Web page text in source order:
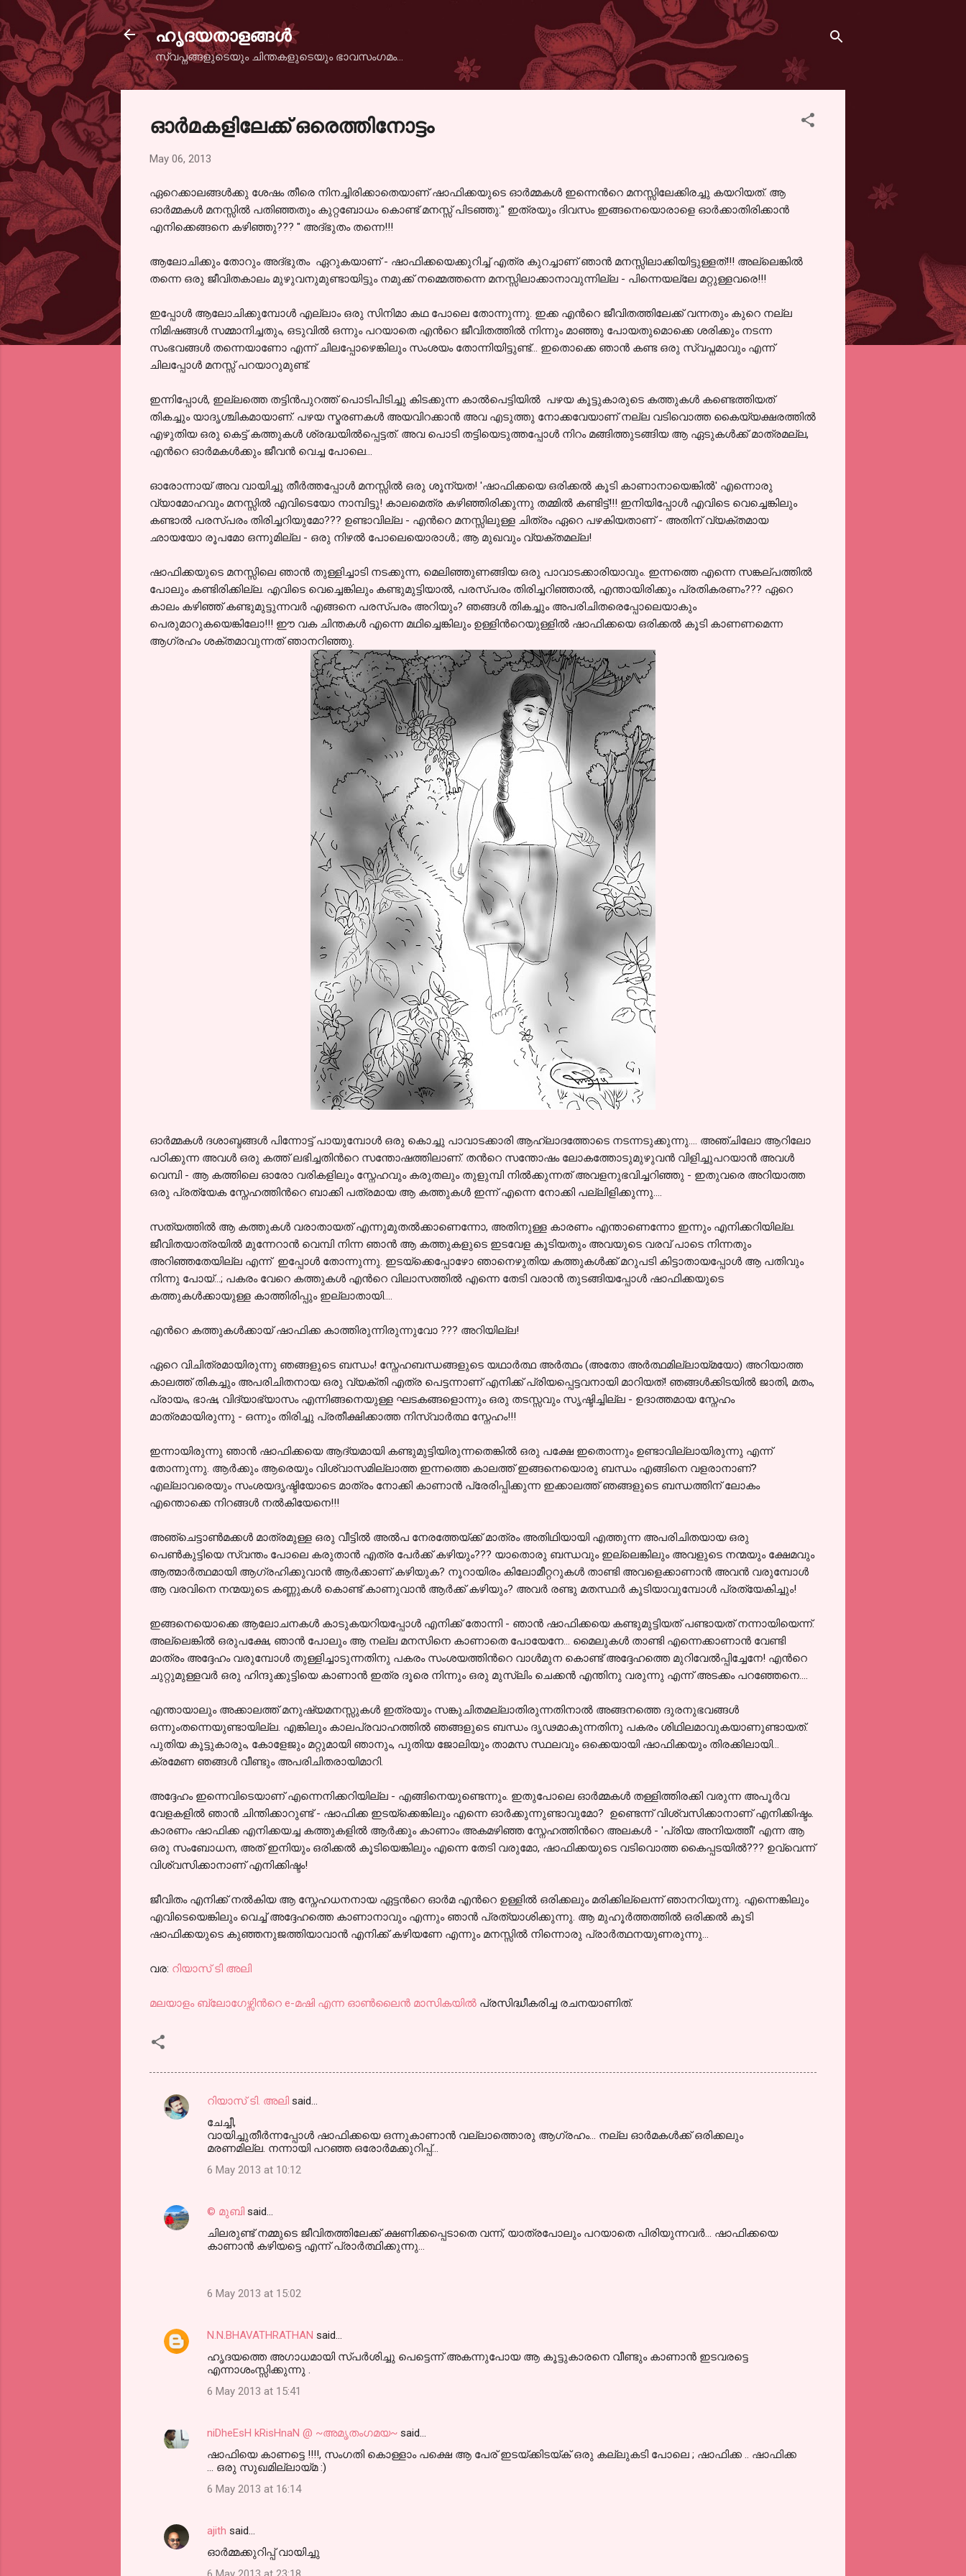
ഹൃദയതാളങ്ങള്‍
സ്വപ്നങ്ങളുടെയും ചിന്തകളുടെയും ഭാവസംഗമം...
ഓര്‍മകളിലേക്ക് ഒരെത്തിനോട്ടം
May 06, 2013
ഏറെക്കാലങ്ങള്‍ക്കു ശേഷം തീരെ നിനച്ചിരിക്കാതെയാണ് ഷാഫിക്കയുടെ ഓര്‍മ്മകള്‍ ഇന്നെന്‍റെ മനസ്സിലേക്കിരച്ചു കയറിയത്. ആ
ഓര്‍മ്മകള്‍ മനസ്സില്‍ പതിഞ്ഞതും കുറ്റബോധം കൊണ്ട് മനസ്സ് പിടഞ്ഞു:" ഇത്രയും ദിവസം ഇങ്ങനെയൊരാളെ ഓര്‍ക്കാതിരിക്കാന്‍
എനിക്കെങ്ങനെ കഴിഞ്ഞു??? " അദ്ഭുതം തന്നെ!!!
ആലോചിക്കും തോറും അദ്ഭുതം ഏറുകയാണ് - ഷാഫിക്കയെക്കുറിച്ച് എത്ര കുറച്ചാണ് ഞാന്‍ മനസ്സിലാക്കിയിട്ടുള്ളത്!!! അല്ലെങ്കില്‍
തന്നെ ഒരു ജീവിതകാലം മുഴുവനുമുണ്ടായിട്ടും നമുക്ക് നമ്മെത്തന്നെ മനസ്സിലാക്കാനാവുന്നില്ല - പിന്നെയല്ലേ മറ്റുള്ളവരെ!!!
ഇപ്പോള്‍ ആലോചിക്കുമ്പോള്‍ എല്ലാം ഒരു സിനിമാ കഥ പോലെ തോന്നുന്നു. ഇക്ക എന്‍റെ ജീവിതത്തിലേക്ക് വന്നതും കുറെ നല്ല
നിമിഷങ്ങള്‍ സമ്മാനിച്ചതും, ഒടുവില്‍ ഒന്നും പറയാതെ എന്‍റെ ജീവിതത്തില്‍ നിന്നും മാഞ്ഞു പോയതുമൊക്കെ ശരിക്കും നടന്ന
സംഭവങ്ങള്‍ തന്നെയാണോ എന്ന്‍ ചിലപ്പോഴെങ്കിലും സംശയം തോന്നിയിട്ടുണ്ട്... ഇതൊക്കെ ഞാന്‍ കണ്ട ഒരു സ്വപ്നമാവും എന്ന്‍
ചിലപ്പോള്‍ മനസ്സ് പറയാറുമുണ്ട്.
ഇന്നിപ്പോള്‍, ഇല്ലത്തെ തട്ടിന്‍പുറത്ത് പൊടിപിടിച്ചു കിടക്കുന്ന കാല്‍പെട്ടിയില്‍ പഴയ കൂട്ടുകാരുടെ കത്തുകള്‍ കണ്ടെത്തിയത്
തികച്ചും യാദൃശ്ചികമായാണ്. പഴയ സ്മരണകള്‍ അയവിറക്കാന്‍ അവ എടുത്തു നോക്കവേയാണ് നല്ല വടിവൊത്ത കൈയ്യക്ഷരത്തില്‍
എഴുതിയ ഒരു കെട്ട് കത്തുകള്‍ ശ്രദ്ധയില്‍പ്പെട്ടത്. അവ പൊടി തട്ടിയെടുത്തപ്പോള്‍ നിറം മങ്ങിത്തുടങ്ങിയ ആ ഏടുകള്‍ക്ക് മാത്രമല്ല,
എന്‍റെ ഓര്‍മകള്‍ക്കും ജീവന്‍ വെച്ച പോലെ...
ഓരോന്നായ് അവ വായിച്ചു തീര്‍ത്തപ്പോള്‍ മനസ്സില്‍ ഒരു ശൂന്യത! 'ഷാഫിക്കയെ ഒരിക്കല്‍ കൂടി കാണാനായെങ്കില്‍' എന്നൊരു
വ്യാമോഹവും മനസ്സില്‍ എവിടെയോ നാമ്പിട്ടു! കാലമെത്ര കഴിഞ്ഞിരിക്കുന്നു തമ്മില്‍ കണ്ടിട്ട്!!! ഇനിയിപ്പോള്‍ എവിടെ വെച്ചെങ്കിലും
കണ്ടാല്‍ പരസ്പരം തിരിച്ചറിയുമോ??? ഉണ്ടാവില്ല - എന്‍റെ മനസ്സിലുള്ള ചിത്രം ഏറെ പഴകിയതാണ് - അതിന് വ്യക്തമായ
ഛായയോ രൂപമോ ഒന്നുമില്ല - ഒരു നിഴല്‍ പോലെയൊരാള്‍.; ആ മുഖവും വ്യക്തമല്ല!
ഷാഫിക്കയുടെ മനസ്സിലെ ഞാന്‍ തുള്ളിച്ചാടി നടക്കുന്ന, മെലിഞ്ഞുണങ്ങിയ ഒരു പാവാടക്കാരിയാവും. ഇന്നത്തെ എന്നെ സങ്കല്പത്തില്‍
പോലും കണ്ടിരിക്കില്ല. എവിടെ വെച്ചെങ്കിലും കണ്ടുമുട്ടിയാല്‍, പരസ്പരം തിരിച്ചറിഞ്ഞാല്‍, എന്തായിരിക്കും പ്രതികരണം??? ഏറെ
കാലം കഴിഞ്ഞ് കണ്ടുമുട്ടുന്നവര്‍ എങ്ങനെ പരസ്പരം അറിയും? ഞങ്ങള്‍ തികച്ചും അപരിചിതരെപ്പോലെയാകും
പെരുമാറുകയെങ്കിലോ!!! ഈ വക ചിന്തകള്‍ എന്നെ മഥിച്ചെങ്കിലും ഉള്ളിന്‍റെയുള്ളില്‍ ഷാഫിക്കയെ ഒരിക്കല്‍ കൂടി കാണണമെന്ന
ആഗ്രഹം ശക്തമാവുന്നത് ഞാനറിഞ്ഞു.
ഓര്‍മ്മകള്‍ ദശാബ്ദങ്ങള്‍ പിന്നോട്ട് പായുമ്പോള്‍ ഒരു കൊച്ചു പാവാടക്കാരി ആഹ്ലാദത്തോടെ നടന്നടുക്കുന്നു.... അഞ്ചിലോ ആറിലോ
പഠിക്കുന്ന അവള്‍ ഒരു കത്ത് ലഭിച്ചതിന്‍റെ സന്തോഷത്തിലാണ്. തന്‍റെ സന്തോഷം ലോകത്തോടുമുഴുവന്‍ വിളിച്ചുപറയാന്‍ അവള്‍
വെമ്പി - ആ കത്തിലെ ഓരോ വരികളിലും സ്നേഹവും കരുതലും തുളുമ്പി നില്‍ക്കുന്നത് അവളനുഭവിച്ചറിഞ്ഞു - ഇതുവരെ അറിയാത്ത
ഒരു പ്രത്യേക സ്നേഹത്തിന്‍റെ ബാക്കി പത്രമായ ആ കത്തുകള്‍ ഇന്ന്‍ എന്നെ നോക്കി പല്ലിളിക്കുന്നു....
സത്യത്തില്‍ ആ കത്തുകള്‍ വരാതായത് എന്നുമുതല്‍ക്കാണെന്നോ, അതിനുള്ള കാരണം എന്താണെന്നോ ഇന്നും എനിക്കറിയില്ല.
ജീവിതയാത്രയില്‍ മുന്നേറാന്‍ വെമ്പി നിന്ന ഞാന്‍ ആ കത്തുകളുടെ ഇടവേള കൂടിയതും അവയുടെ വരവ് പാടെ നിന്നതും
അറിഞ്ഞതേയില്ല എന്ന് ഇപ്പോള്‍ തോന്നുന്നു. ഇടയ്ക്കെപ്പോഴോ ഞാനെഴുതിയ കത്തുകള്‍ക്ക് മറുപടി കിട്ടാതായപ്പോള്‍ ആ പതിവും
നിന്നു പോയ്‌...; പകരം വേറെ കത്തുകള്‍ എന്‍റെ വിലാസത്തില്‍ എന്നെ തേടി വരാന്‍ തുടങ്ങിയപ്പോള്‍ ഷാഫിക്കയുടെ
കത്തുകള്‍ക്കായുള്ള കാത്തിരിപ്പും ഇല്ലാതായി....
എന്‍റെ കത്തുകള്‍ക്കായ് ഷാഫിക്ക കാത്തിരുന്നിരുന്നുവോ ??? അറിയില്ല!
ഏറെ വിചിത്രമായിരുന്നു ഞങ്ങളുടെ ബന്ധം! സ്നേഹബന്ധങ്ങളുടെ യഥാര്‍ത്ഥ അര്‍ത്ഥം (അതോ അര്‍ത്ഥമില്ലായ്മയോ) അറിയാത്ത
കാലത്ത് തികച്ചും അപരിചിതനായ ഒരു വ്യക്തി എത്ര പെട്ടന്നാണ് എനിക്ക് പ്രിയപ്പെട്ടവനായി മാറിയത്! ഞങ്ങള്‍ക്കിടയില്‍ ജാതി, മതം,
പ്രായം, ഭാഷ, വിദ്യാഭ്യാസം എന്നിങ്ങനെയുള്ള ഘടകങ്ങളൊന്നും ഒരു തടസ്സവും സൃഷ്ടിച്ചില്ല - ഉദാത്തമായ സ്നേഹം
മാത്രമായിരുന്നു - ഒന്നും തിരിച്ചു പ്രതീക്ഷിക്കാത്ത നിസ്വാര്‍ത്ഥ സ്നേഹം!!!
ഇന്നായിരുന്നു ഞാന്‍ ഷാഫിക്കയെ ആദ്യമായി കണ്ടുമുട്ടിയിരുന്നതെങ്കില്‍ ഒരു പക്ഷേ ഇതൊന്നും ഉണ്ടാവില്ലായിരുന്നു എന്ന്‍
തോന്നുന്നു. ആര്‍ക്കും ആരെയും വിശ്വാസമില്ലാത്ത ഇന്നത്തെ കാലത്ത് ഇങ്ങനെയൊരു ബന്ധം എങ്ങിനെ വളരാനാണ്‌?
എല്ലാവരെയും സംശയദൃഷ്ടിയോടെ മാത്രം നോക്കി കാണാന്‍ പ്രേരിപ്പിക്കുന്ന ഇക്കാലത്ത് ഞങ്ങളുടെ ബന്ധത്തിന് ലോകം
എന്തൊക്കെ നിറങ്ങള്‍ നല്‍കിയേനെ!!!
അഞ്ചെട്ടാണ്‍മക്കള്‍ മാത്രമുള്ള ഒരു വീട്ടില്‍ അല്‍പ നേരത്തേയ്ക്ക് മാത്രം അതിഥിയായി എത്തുന്ന അപരിചിതയായ ഒരു
പെണ്‍കുട്ടിയെ സ്വന്തം പോലെ കരുതാന്‍ എത്ര പേര്‍ക്ക് കഴിയും??? യാതൊരു ബന്ധവും ഇല്ലെങ്കിലും അവളുടെ നന്മയും ക്ഷേമവും
ആത്മാര്‍ത്ഥമായി ആഗ്രഹിക്കുവാന്‍ ആര്‍ക്കാണ് കഴിയുക? നൂറായിരം കിലോമീറ്ററുകള്‍ താണ്ടി അവളെക്കാണാന്‍ അവന്‍ വരുമ്പോള്‍
ആ വരവിനെ നന്മയുടെ കണ്ണുകള്‍ കൊണ്ട് കാണുവാന്‍ ആര്‍ക്ക് കഴിയും? അവര്‍ രണ്ടു മതസ്ഥര്‍ കൂടിയാവുമ്പോള്‍ പ്രത്യേകിച്ചും!
ഇങ്ങനെയൊക്കെ ആലോചനകള്‍ കാടുകയറിയപ്പോള്‍ എനിക്ക് തോന്നി - ഞാന്‍ ഷാഫിക്കയെ കണ്ടുമുട്ടിയത് പണ്ടായത് നന്നായിയെന്ന്.
അല്ലെങ്കില്‍ ഒരുപക്ഷേ, ഞാന്‍ പോലും ആ നല്ല മനസിനെ കാണാതെ പോയേനേ... മൈലുകള്‍ താണ്ടി എന്നെക്കാണാന്‍ വേണ്ടി
മാത്രം അദ്ദേഹം വരുമ്പോള്‍ തുള്ളിച്ചാടുന്നതിനു പകരം സംശയത്തിന്‍റെ വാള്‍മുന കൊണ്ട് അദ്ദേഹത്തെ മുറിവേല്‍പ്പിച്ചേനേ! എന്‍റെ
ചുറ്റുമുള്ളവര്‍ ഒരു ഹിന്ദുക്കുട്ടിയെ കാണാന്‍ ഇത്ര ദൂരെ നിന്നും ഒരു മുസ്ലിം ചെക്കന്‍ എന്തിനു വരുന്നു എന്ന്‍ അടക്കം പറഞ്ഞേനെ....
എന്തായാലും അക്കാലത്ത് മനുഷ്യമനസ്സുകള്‍ ഇത്രയും സങ്കുചിതമല്ലാതിരുന്നതിനാല്‍ അങ്ങനത്തെ ദുരനുഭവങ്ങള്‍
ഒന്നുംതന്നെയുണ്ടായില്ല. എങ്കിലും കാലപ്രവാഹത്തില്‍ ഞങ്ങളുടെ ബന്ധം ദൃഢമാകുന്നതിനു പകരം ശിഥിലമാവുകയാണുണ്ടായത്.
പുതിയ കൂട്ടുകാരും, കോളേജും മറ്റുമായി ഞാനും, പുതിയ ജോലിയും താമസ സ്ഥലവും ഒക്കെയായി ഷാഫിക്കയും തിരക്കിലായി...
ക്രമേണ ഞങ്ങള്‍ വീണ്ടും അപരിചിതരായിമാറി.
അദ്ദേഹം ഇന്നെവിടെയാണ്‌ എന്നെനിക്കറിയില്ല - എങ്ങിനെയുണ്ടെന്നും. ഇതുപോലെ ഓര്‍മ്മകള്‍ തള്ളിത്തിരക്കി വരുന്ന അപൂര്‍വ
വേളകളില്‍ ഞാന്‍ ചിന്തിക്കാറുണ്ട് - ഷാഫിക്ക ഇടയ്ക്കെങ്കിലും എന്നെ ഓര്‍ക്കുന്നുണ്ടാവുമോ? ഉണ്ടെന്ന്‍ വിശ്വസിക്കാനാണ് എനിക്കിഷ്ടം.
കാരണം ഷാഫിക്ക എനിക്കയച്ച കത്തുകളില്‍ ആര്‍ക്കും കാണാം അകമഴിഞ്ഞ സ്നേഹത്തിന്‍റെ അലകള്‍ - 'പ്രിയ അനിയത്തീ' എന്ന ആ
ഒരു സംബോധന, അത് ഇനിയും ഒരിക്കല്‍ കൂടിയെങ്കിലും എന്നെ തേടി വരുമോ, ഷാഫിക്കയുടെ വടിവൊത്ത കൈപ്പടയില്‍??? ഉവ്വെന്ന്
വിശ്വസിക്കാനാണ് എനിക്കിഷ്ടം!
ജീവിതം എനിക്ക് നല്‍കിയ ആ സ്നേഹധനനായ ഏട്ടന്‍റെ ഓര്‍മ എന്‍റെ ഉള്ളില്‍ ഒരിക്കലും മരിക്കില്ലെന്ന് ഞാനറിയുന്നു. എന്നെങ്കിലും
എവിടെയെങ്കിലും വെച്ച് അദ്ദേഹത്തെ കാണാനാവും എന്നും ഞാന്‍ പ്രത്യാശിക്കുന്നു. ആ മുഹൂര്‍ത്തത്തില്‍ ഒരിക്കല്‍ കൂടി
ഷാഫിക്കയുടെ കുഞ്ഞനുജത്തിയാവാന്‍ എനിക്ക് കഴിയണേ എന്നും മനസ്സില്‍ നിന്നൊരു പ്രാര്‍ത്ഥനയുണരുന്നു...
വര: റിയാസ് ടി അലി
മലയാളം ബ്ലോഗേഴ്സിന്‍റെ e-മഷി എന്ന ഓണ്‍ലൈന്‍ മാസികയില്‍ പ്രസിദ്ധീകരിച്ച രചനയാണിത്‌.
C
n
t
റിയാസ് ടി. അലി said…
ചേച്ചീ,
വായിച്ചുതീര്‍ന്നപ്പോള്‍ ഷാഫിക്കയെ ഒന്നുകാണാന്‍ വല്ലാത്തൊരു ആഗ്രഹം... നല്ല ഓര്‍മകള്‍ക്ക് ഒരിക്കലും
മരണമില്ല. നന്നായി പറഞ്ഞ ഒരോര്‍മക്കുറിപ്പ്...
6 May 2013 at 10:12
© മുബി said…
ചിലരുണ്ട് നമ്മുടെ ജീവിതത്തിലേക്ക് ക്ഷണിക്കപ്പെടാതെ വന്ന്, യാത്രപോലും പറയാതെ പിരിയുന്നവര്‍... ഷാഫിക്കയെ
കാണാന്‍ കഴിയട്ടെ എന്ന് പ്രാര്‍ത്ഥിക്കുന്നു...
6 May 2013 at 15:02
N.N.BHAVATHRATHAN said…
ഹൃദയത്തെ അഗാധമായി സ്പർശിച്ചു പെട്ടെന്ന് അകന്നുപോയ ആ കൂട്ടുകാരനെ വീണ്ടും കാണാൻ ഇടവരട്ടെ
എന്നാശംസ്സിക്കുന്നു .
6 May 2013 at 15:41
niDheEsH kRisHnaN @ ~അമൃതംഗമയ~ said…
ഷാഫിയെ കാണട്ടെ !!!!, സംഗതി കൊള്ളാം പക്ഷെ ആ പേര് ഇടയ്ക്കിടയ്ക് ഒരു കല്ലുകടി പോലെ ; ഷാഫിക്ക .. ഷാഫിക്ക
... ഒരു സുഖമില്ലായ്മ :)
6 May 2013 at 16:14
ajith said…
ഓര്‍മ്മക്കുറിപ്പ് വായിച്ചു